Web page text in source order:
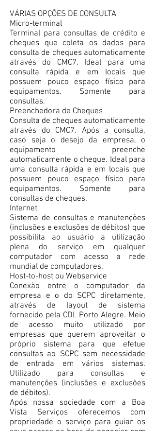
VÁRIAS OPÇÕES DE CONSULTA
Micro-terminal
Terminal para consultas de crédito e
cheques que coleta os dados para
consulta de cheques automaticamente
através do CMC7. Ideal para uma
consulta rápida e em locais que
possuem pouco espaço físico para
equipamentos. Somente para
consultas.
Preenchedora de Cheques
Consulta de cheques automaticamente
através do CMC7. Após a consulta,
caso seja o desejo da empresa, o
equipamento preenche
automaticamente o cheque. Ideal para
uma consulta rápida e em locais que
possuem pouco espaço físico para
equipamentos. Somente para
consultas de cheques.
Internet
Sistema de consultas e manutenções
(inclusões e exclusões de débitos) que
possibilita ao usuário a utilização
plena do serviço em qualquer
computador com acesso a rede
mundial de computadores.
Host-to-host ou Webservice
Conexão entre o computador da
empresa e o do SCPC diretamente,
através de layout de sistema
fornecido pela CDL Porto Alegre. Meio
de acesso muito utilizado por
empresas que querem aproveitar o
próprio sistema para que efetue
consultas ao SCPC sem necessidade
de entrada em vários sistemas.
Utilizado para consultas e
manutenções (inclusões e exclusões
de débitos).
Após nossa sociedade com a Boa
Vista Serviços oferecemos com
propriedade o serviço para guiar os